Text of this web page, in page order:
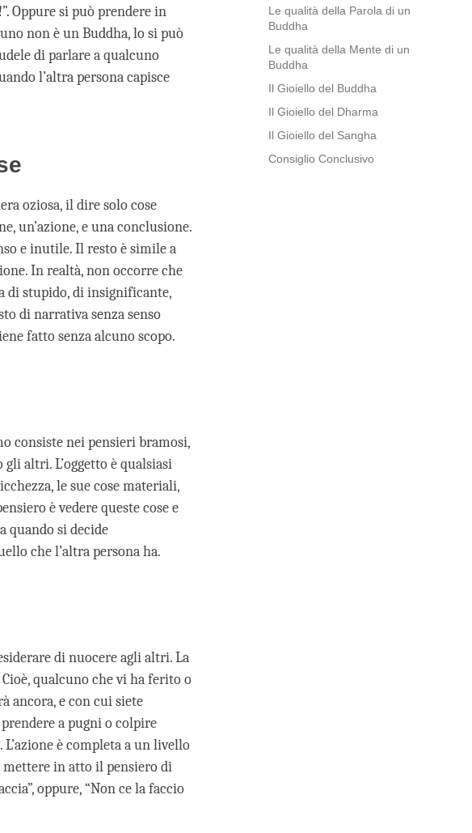
Le qualità della Parola di un
Buddha
Le qualità della Mente di un
Buddha
Il Gioiello del Buddha
Il Gioiello del Dharma
Il Gioiello del Sangha
Consiglio Conclusivo
Oppure si può prendere in
non è un Buddha, lo si può
di parlare a qualcuno
l’altra persona capisce
oziosa, il dire solo cose
un’azione, e una conclusione.
e inutile. Il resto è simile a
In realtà, non occorre che
di stupido, di insignificante,
di narrativa senza senso
fatto senza alcuno scopo.
consiste nei pensieri bramosi,
altri. L’oggetto è qualsiasi
le sue cose materiali,
è vedere queste cose e
quando si decide
che l’altra persona ha.
di nuocere agli altri. La
qualcuno che vi ha ferito o
ancora, e con cui siete
a pugni o colpire
è completa a un livello
mettere in atto il pensiero di
oppure, “Non ce la faccio